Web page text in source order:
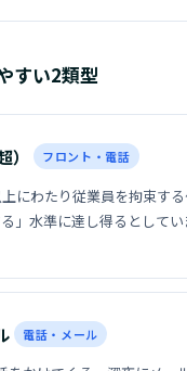
すい2類型
フロント・電話
にわたり従業員を拘束す
」水準に達し得るとして
電話・メール